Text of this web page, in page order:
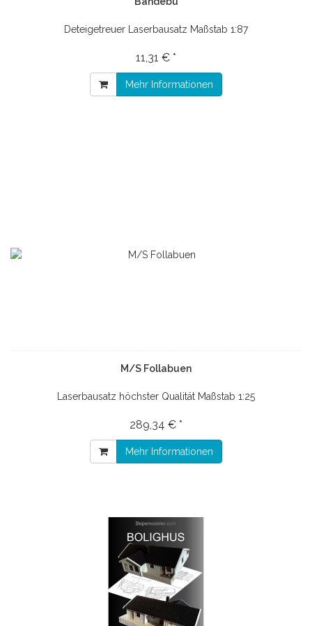
Deteigetreuer Laserbausatz Maßstab 1:87
11,31 € *
Mehr Informationen
M/S Follabuen
Laserbausatz höchster Qualität Maßstab 1:25
289,34 € *
Mehr Informationen